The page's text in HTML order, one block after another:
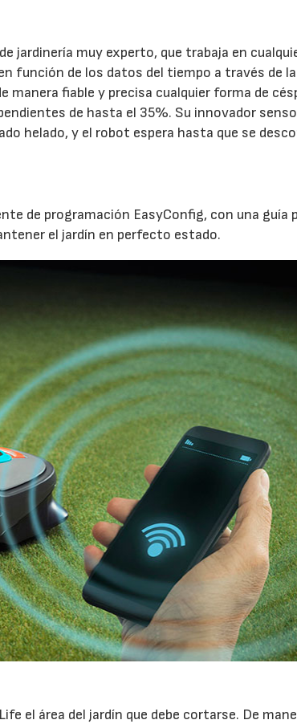
jardinería muy experto, que trabaja en
función de los datos del tiempo a través de
manera fiable y precisa cualquier forma de
de hasta el 35%. Su innovador
helado, y el robot espera hasta que se
de programación EasyConfig, con una guía
el jardín en perfecto estado.
el área del jardín que debe cortarse. De